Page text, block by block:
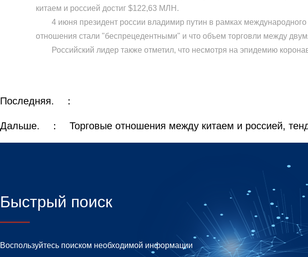
китаем и россией достиг $122,63 МЛН.
4 июня президент россии владимир путин в рамках международного
отношения стали "беспрецедентными" и что объем торговли между
Российский лидер также отметил, что несмотря на эпидемию
Последняя. ：
Дальше. ： Торговые отношения между китаем и россией,
Быстрый поиск
Воспользуйтесь поиском необходимой информации